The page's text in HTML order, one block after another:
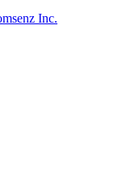
Inc.